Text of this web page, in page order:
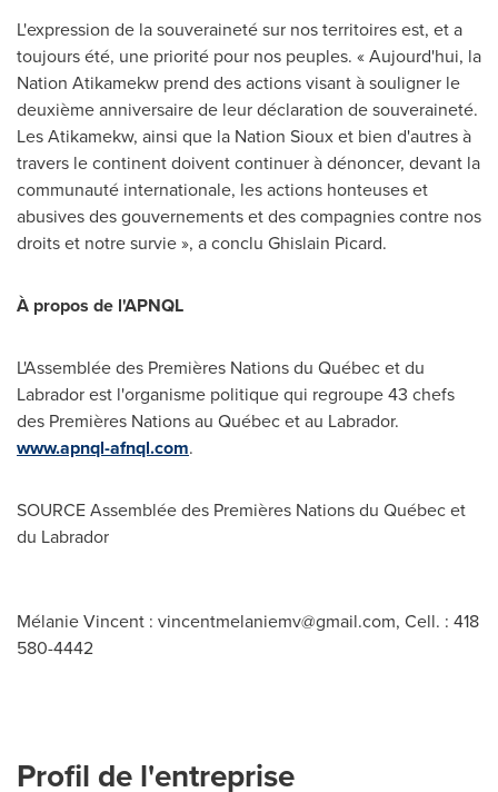
L'expression de la souveraineté sur nos territoires est, et a
toujours été, une priorité pour nos peuples. « Aujourd'hui, la
Nation Atikamekw prend des actions visant à souligner le
deuxième anniversaire de leur déclaration de souveraineté.
Les Atikamekw, ainsi que la Nation Sioux et bien d'autres à
travers le continent doivent continuer à dénoncer, devant la
communauté internationale, les actions honteuses et
abusives des gouvernements et des compagnies contre nos
droits et notre survie », a conclu Ghislain Picard.
À propos de l'APNQL
L'Assemblée des Premières Nations du Québec et du
Labradorest l'organisme politique qui regroupe 43 chefs
des Premières Nations au Québec et au Labrador.
www.apnql-afnql.com.
SOURCE Assemblée des Premières Nations du Québec et
du Labrador
Mélanie Vincent : vincentmelaniemv@gmail.com, Cell. : 418
580-4442
Profil de l'entreprise